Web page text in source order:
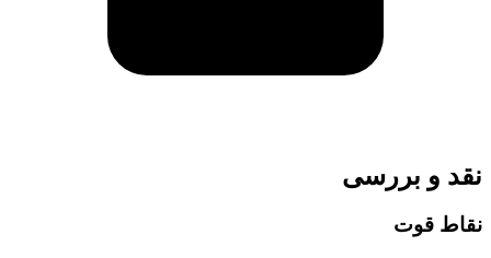
نقد و بررسی
نقاط قوت